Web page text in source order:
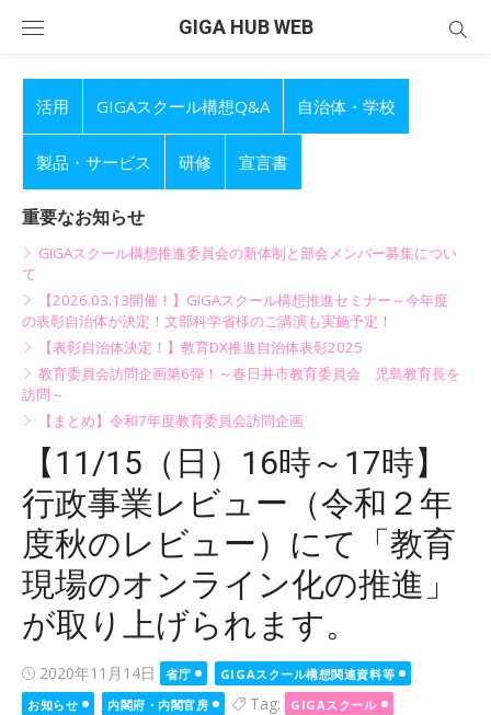
GIGA HUB WEB
活用 GIGAスクール構想Q&A 自治体・学校
製品・サービス 研修 宣言書
重要なお知らせ
GIGAスクール構想推進委員会の新体制と部会メンバー募集につい
て
【2026.03.13開催！】GIGAスクール構想推進セミナー～今年度
の表彰自治体が決定！文部科学省様のご講演も実施予定！
【表彰自治体決定！】教育DX推進自治体表彰2025
教育委員会訪問企画第6弾！～春日井市教育委員会 児島教育長を
訪問～
【まとめ】令和7年度教育委員会訪問企画
【11/15（日）16時～17時】
行政事業レビュー（令和２年
度秋のレビュー）にて「教育
現場のオンライン化の推進」
が取り上げられます。
Posted
on
2020年11月14日 省庁
GIGAスクール構想関連資料等
お知らせ
内閣府・内閣官房 Tag:
GIGAスクール